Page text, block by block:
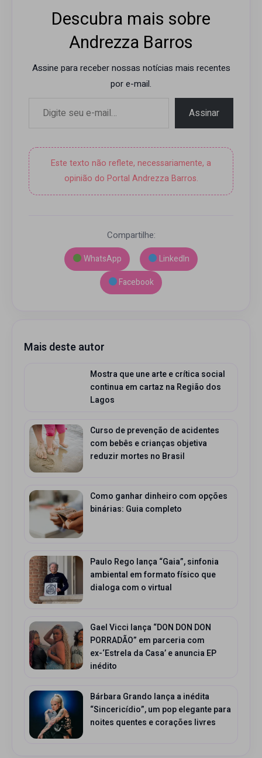
Descubra mais sobre
Andrezza Barros
Assine para receber nossas notícias mais recentes
por e-mail.
Assinar
Este texto não reflete, necessariamente, a
opinião do Portal Andrezza Barros.
Compartilhe:
WhatsApp
LinkedIn
Facebook
Mais deste autor
Mostra que une arte e crítica social
continua em cartaz na Região dos
Lagos
Curso de prevenção de acidentes
com bebês e crianças objetiva
reduzir mortes no Brasil
Como ganhar dinheiro com opções
binárias: Guia completo
Paulo Rego lança “Gaia”, sinfonia
ambiental em formato físico que
dialoga com o virtual
Gael Vicci lança “DON DON DON
PORRADÃO” em parceria com
ex-‘Estrela da Casa’ e anuncia EP
inédito
Bárbara Grando lança a inédita
“Sincericídio”, um pop elegante para
noites quentes e corações livres